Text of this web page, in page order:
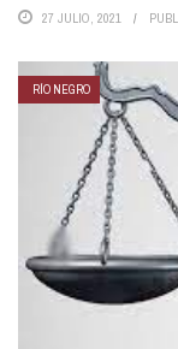
27 JULIO, 2021
RÍO NEGRO